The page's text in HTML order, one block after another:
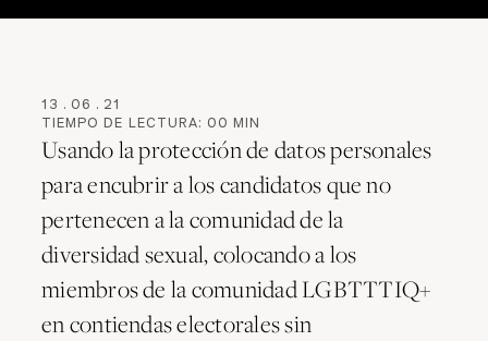
13 . 06 . 21
TIEMPO DE LECTURA: 00 MIN
Usando la protección de datos personales
para encubrir a los candidatos que no
pertenecen a la comunidad de la
diversidad sexual, colocando a los
miembros de la comunidad LGBTTTIQ+
en contiendas electorales sin